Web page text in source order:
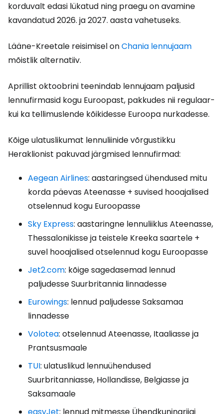
korduvalt edasi lükatud ning praegu on avamine
kavandatud 2026. ja 2027. aasta vahetuseks.
Lääne-Kreetale reisimisel onChania lennujaam
mõistlik alternatiiv.
Aprillist oktoobrini teenindab lennujaam paljusid
lennufirmasid kogu Euroopast, pakkudes nii regulaar-
kui ka tellimuslende kõikidesse Euroopa nurkadesse.
Kõige ulatuslikumat lennuliinide võrgustikku
Heraklionist pakuvad järgmised lennufirmad:
Aegean Airlines: aastaringsed ühendused mitu
korda päevas Ateenasse + suvised hooajalised
otselennud kogu Euroopasse
Sky Express: aastaringne lennuliiklus Ateenasse,
Thessalonikisse ja teistele Kreeka saartele +
suvel hooajalised otselennud kogu Euroopasse
Jet2.com: kõige sagedasemad lennud
paljudesse Suurbritannia linnadesse
Eurowings: lennud paljudesse Saksamaa
linnadesse
Volotea: otselennud Ateenasse, Itaaliasse ja
Prantsusmaale
TUI: ulatuslikud lennuühendused
Suurbritanniasse, Hollandisse, Belgiasse ja
Saksamaale